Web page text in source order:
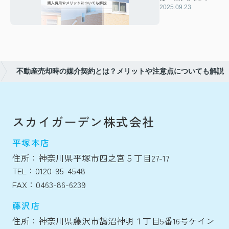
リットについても
2025.09.23
不動産売却時の媒介契約とは？メリットや注意点についても解説
スカイガーデン株式会社
平塚本店
住所：神奈川県平塚市四之宮５丁目27-17
TEL：0120-95-4548
FAX：0463-86-6239
藤沢店
住所：神奈川県藤沢市鵠沼神明１丁目5番16号ケイン